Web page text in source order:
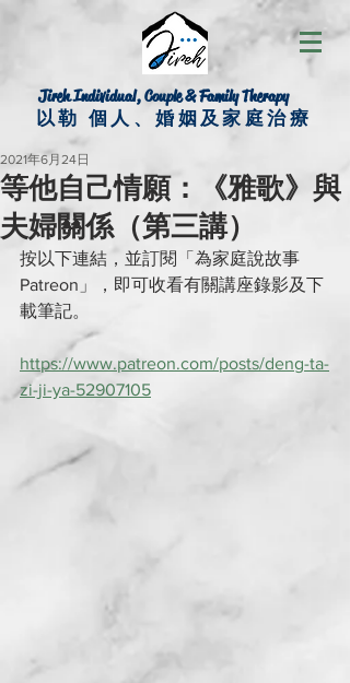
Jireh Individual, Couple & Family Therapy
以勒 個人、婚姻及家庭治療
等他自己情願：《雅歌》與
夫婦關係（第三講）
2021年6月24日
按以下連結，並訂閱「為家庭說故事
Patreon」，即可收看有關講座錄影及下
載筆記。
https://www.patreon.com/posts/deng-ta-
zi-ji-ya-52907105